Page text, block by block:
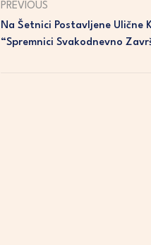
PREVIOUS
Na Šetnici Postavljene Ulične
“Spremnici Svakodnevno